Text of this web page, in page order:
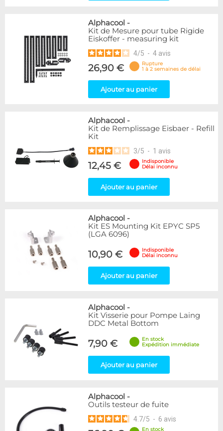
Alphacool -
Kit de Mesure pour tube Rigide
Eiskoffer - measuring kit
4/5 - 4 avis
26,90 €
Rupture
1 à 2 semaines de délai
Ajouter au panier
Alphacool -
Kit de Remplissage Eisbaer - Refill
Kit
3/5 - 1 avis
12,45 €
Indisponible
Délai inconnu
Ajouter au panier
Alphacool -
Kit ES Mounting Kit EPYC SP5
(LGA 6096)
10,90 €
Indisponible
Délai inconnu
Ajouter au panier
Alphacool -
Kit Visserie pour Pompe Laing
DDC Metal Bottom
7,90 €
En stock
Expédition immédiate
Ajouter au panier
Alphacool -
Outils testeur de fuite
4.7/5 - 6 avis
En stock